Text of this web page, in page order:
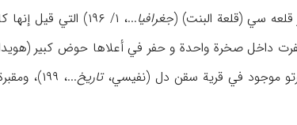
جغرافیا
...، ۱/ ۱۹۶) التي قیل
تاریخ
...، ۱۹۹)،